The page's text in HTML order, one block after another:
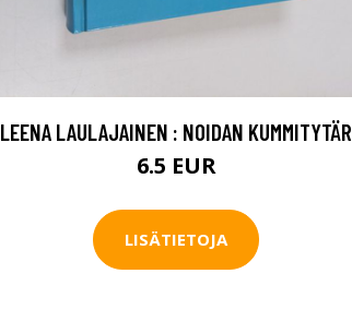
LEENA LAULAJAINEN : NOIDAN KUMMITYTÄR
6.5 EUR
LISÄTIETOJA